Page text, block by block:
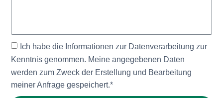
Ich habe die Informationen zur Datenverarbeitung zur
Kenntnis genommen. Meine angegebenen Daten
werden zum Zweck der Erstellung und Bearbeitung
meiner Anfrage gespeichert.*